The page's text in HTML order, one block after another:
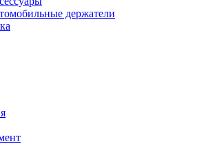
держатели